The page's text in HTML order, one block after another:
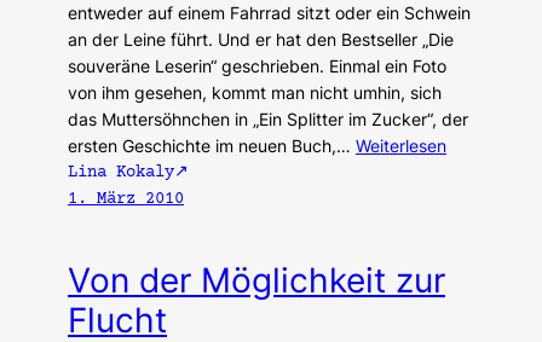
entweder auf einem Fahrrad sitzt oder ein Schwein
an der Leine führt. Und er hat den Bestseller „Die
souveräne Leserin“ geschrieben. Einmal ein Foto
von ihm gesehen, kommt man nicht umhin, sich
das Muttersöhnchen in „Ein Splitter im Zucker“, der
ersten Geschichte im neuen Buch,… Weiterlesen
Lina Kokaly
1. März 2010
Von der Möglichkeit zur
Flucht